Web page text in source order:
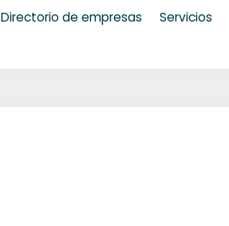
Directorio de empresas Servicios